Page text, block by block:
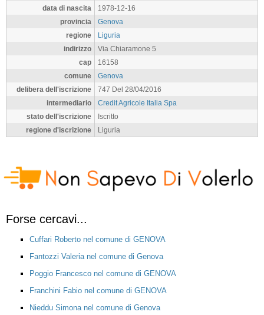
data di nascita
1978-12-16
provincia
Genova
regione
Liguria
indirizzo
Via Chiaramone 5
cap
16158
comune
Genova
delibera dell'iscrizione
747 Del 28/04/2016
intermediario
Credit Agricole Italia Spa
stato dell'iscrizione
Iscritto
regione d'iscrizione
Liguria
Forse cercavi...
Cuffari Roberto nel comune di GENOVA
Fantozzi Valeria nel comune di Genova
Poggio Francesco nel comune di GENOVA
Franchini Fabio nel comune di GENOVA
Nieddu Simona nel comune di Genova